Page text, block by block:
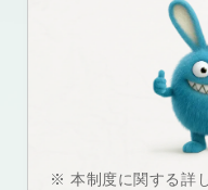
※ 本制度に関する詳